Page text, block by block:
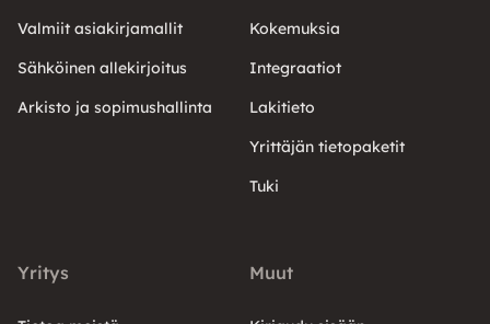
Valmiit asiakirjamallit
Sähköinen allekirjoitus
Arkisto ja sopimushallinta
Kokemuksia
Integraatiot
Lakitieto
Yrittäjän tietopaketit
Tuki
Yritys Muut